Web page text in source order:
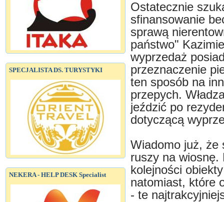
SPECJALISTA DS. TURYSTYKI
NEKERA - HELP DESK Specialist
Ostatecznie
sfinansowanie
sprawą
państwo"
wyprzedaż
przeznaczenie
ten sposób na
przepych.
jeździć po
dotyczącą
Wiadomo już, że
ruszy na wiosnę.
kolejności
natomiast, które
- te